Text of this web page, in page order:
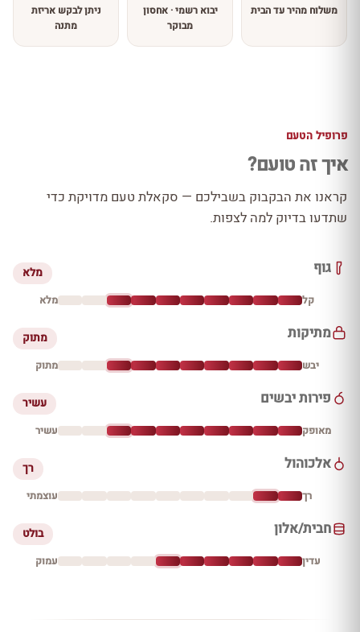
משלוח מהיר עד הבית
יבוא רשמי · אחסון
מבוקר
ניתן לבקש אריזת
מתנה
פרופיל הטעם
איך זה טועם?
קראנו את הבקבוק בשבילכם — סקאלת טעם מדויקת כדי
שתדעו בדיוק למה לצפות.
גוף מלא
קל מלא
מתיקות מתוק
יבש מתוק
פירות יבשים עשיר
מאופק עשיר
אלכוהול רך
רך עוצמתי
חבית/אלון בולט
עדין עמוק